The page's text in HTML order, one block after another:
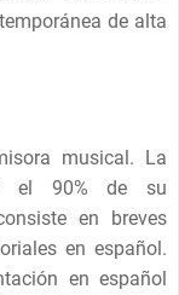
de alta
​​musical. La
el 90% de su
en breves
en español.
en español